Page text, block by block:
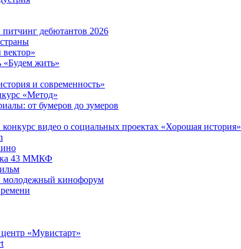
дебютантов 2026
«Будем жить»
и современность»
«Метод»
от бумеров до зумеров
видео о социальных проектах «Хорошая история»
43 ММКФ
молодежный кинофорум
«Мувистарт»